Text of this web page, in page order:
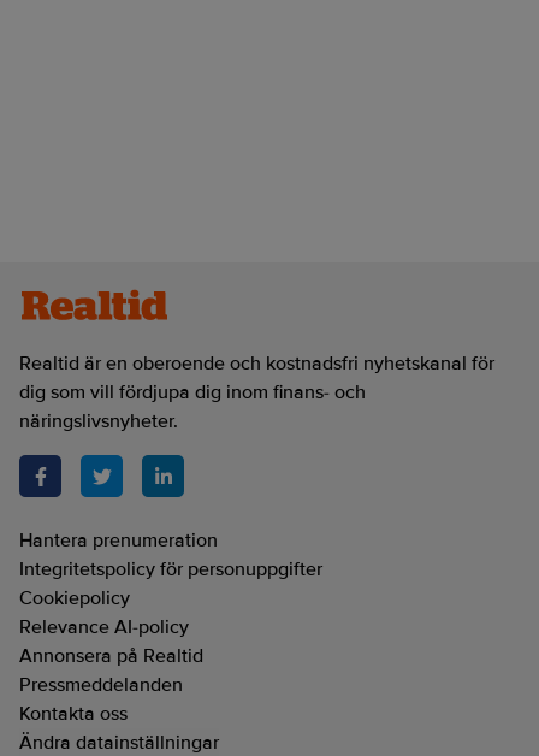
Realtid är en oberoende och kostnadsfri nyhetskanal för
dig som vill fördjupa dig inom finans- och
näringslivsnyheter.
Hantera prenumeration
Integritetspolicy för personuppgifter
Cookiepolicy
Relevance AI-policy
Annonsera på Realtid
Pressmeddelanden
Kontakta oss
Ändra datainställningar